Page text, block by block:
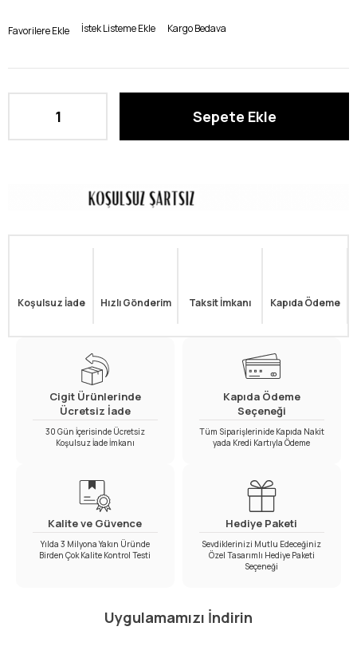
Favorilere Ekle İstek Listeme Ekle Kargo Bedava
Koşulsuz İade Hızlı Gönderim Taksit İmkanı Kapıda Ödeme
Cigit Ürünlerinde
Ücretsiz İade
30 Gün İçerisinde Ücretsiz
Koşulsuz İade İmkanı
Kapıda Ödeme
Seçeneği
Tüm Siparişlerinide Kapıda Nakit
yada Kredi Kartıyla Ödeme
Kalite ve Güvence
Yılda 3 Milyona Yakın Üründe
Birden Çok Kalite Kontrol Testi
Hediye Paketi
Sevdiklerinizi Mutlu Edeceğiniz
Özel Tasarımlı Hediye Paketi
Seçeneği
Uygulamamızı İndirin